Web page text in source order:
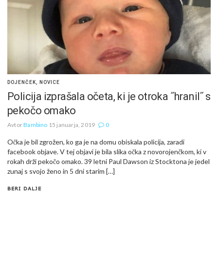
DOJENČEK NOVICE
Policija izprašala očeta, ki je otroka ˝hranil˝ s
pekočo omako
AvtorBambino 15 januarja, 2019 0
Očka je bil zgrožen, ko ga je na domu obiskala policija, zaradi
facebook objave. V tej objavi je bila slika očka z novorojenčkom, ki v
rokah drži pekočo omako. 39 letni Paul Dawson iz Stocktona je jedel
zunaj s svojo ženo in 5 dni starim […]
BERI DALJE